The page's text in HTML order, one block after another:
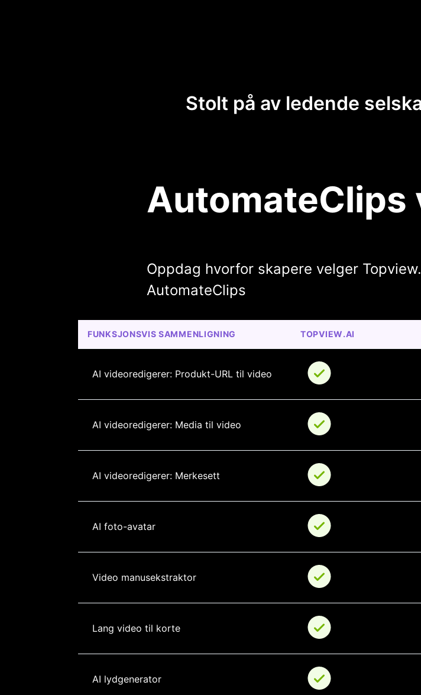
Stolt på av ledende
AutomateClips
Oppdag hvorfor skapere velger
AutomateClips
FUNKSJONSVIS SAMMENLIGNING TOPVIEW.AI
AI videoredigerer: Produkt-URL til video
AI videoredigerer: Media til video
AI videoredigerer: Merkesett
AI foto-avatar
Video manusekstraktor
Lang video til korte
AI lydgenerator